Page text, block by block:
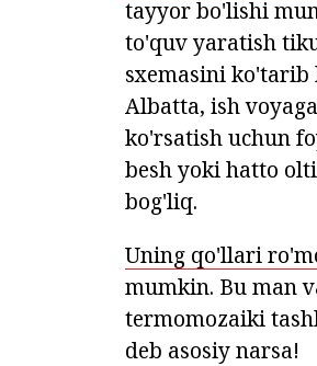
tayyor bo'lishi
to'quv yaratish
sxemasini
Albatta, ish
ko'rsatish uchun
besh yoki hatto
bog'liq.
Uning qo'llari
mumkin. Bu man
termomozaiki
deb asosiy narsa!